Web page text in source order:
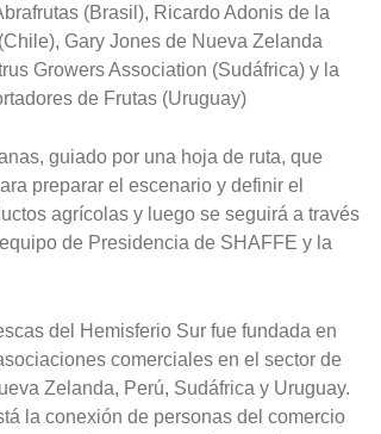
(Brasil), Ricardo Adonis de la
Gary Jones de Nueva Zelanda
Growers Association (Sudáfrica) y la
de Frutas (Uruguay)
guiado por una hoja de ruta, que
preparar el escenario y definir el
agrícolas y luego se seguirá a través
de Presidencia de SHAFFE y la
del Hemisferio Sur fue fundada en
comerciales en el sector de
Zelanda, Perú, Sudáfrica y Uruguay.
la conexión de personas del comercio